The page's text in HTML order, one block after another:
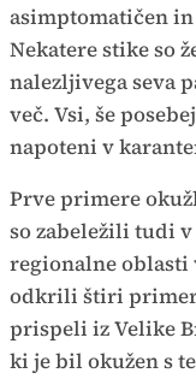
asimptomatičen
Nekatere stike so
nalezljivega seva
več. Vsi, še
napoteni v
Prve primere
so zabeležili tudi
regionalne oblasti
odkrili štiri
prispeli iz Velike
ki je bil okužen s